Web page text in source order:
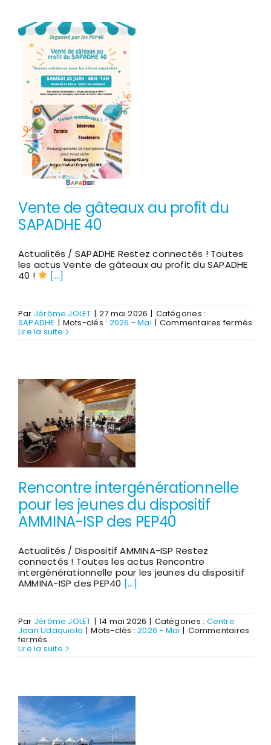
Vente de gâteaux au profit du
SAPADHE 40
Actualités / SAPADHE Restez connectés ! Toutes
les actus Vente de gâteaux au profit du SAPADHE
40 !
[...]
Par Jérôme JOLET | 27 mai 2026 | Catégories :
SAPADHE | Mots-clés : 2026 - Mai | Commentaires fermés
Lire la suite
Rencontre intergénérationnelle
pour les jeunes du dispositif
AMMINA-ISP des PEP40
Actualités / Dispositif AMMINA-ISP Restez
connectés ! Toutes les actus Rencontre
intergénérationnelle pour les jeunes du dispositif
AMMINA-ISP des PEP40 [...]
Par Jérôme JOLET | 14 mai 2026 | Catégories : Centre
Jean Udaquiola | Mots-clés :2026 - Mai | Commentaires
fermés
Rencontre
dispositif
AMMINA-
ISP
des
PEP40
Lire la suite